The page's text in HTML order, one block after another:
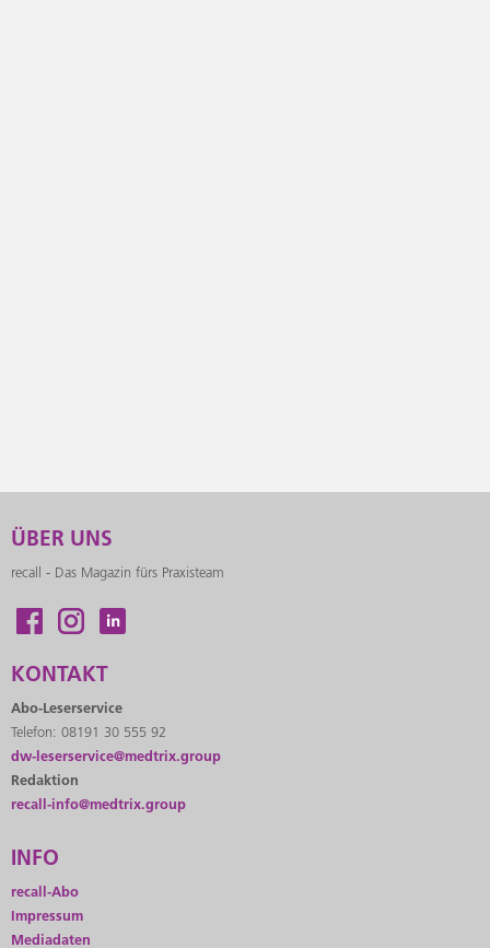
ÜBER UNS
recall - Das Magazin fürs Praxisteam
KONTAKT
Abo-Leserservice
Telefon: 08191 30 555 92
dw-leserservice@medtrix.group
Redaktion
recall-info@medtrix.group
INFO
recall-Abo
Impressum
Mediadaten